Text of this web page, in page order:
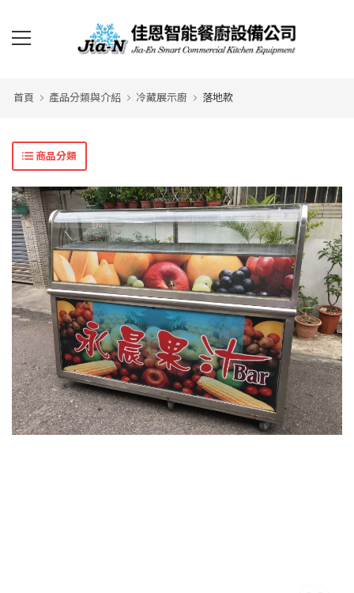
首頁 產品分類與介紹 冷藏展示廚 落地款
商品分類